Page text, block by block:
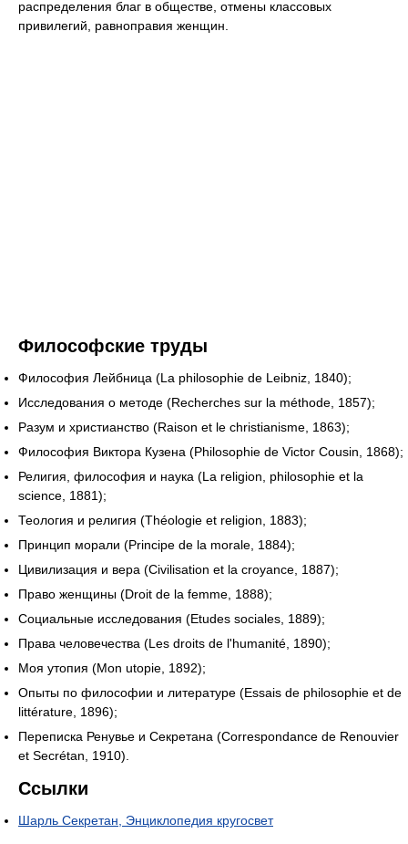
распределения благ в обществе, отмены классовых
привилегий, равноправия женщин.
Философские труды
Философия Лейбница (La philosophie de Leibniz, 1840);
Исследования о методе (Recherches sur la méthode, 1857);
Разум и христианство (Raison et le christianisme, 1863);
Философия Виктора Кузена (Philosophie de Victor Cousin, 1868);
Религия, философия и наука (La religion, philosophie et la
science, 1881);
Теология и религия (Théologie et religion, 1883);
Принцип морали (Principe de la morale, 1884);
Цивилизация и вера (Civilisation et la croyance, 1887);
Право женщины (Droit de la femme, 1888);
Социальные исследования (Etudes sociales, 1889);
Права человечества (Les droits de l'humanité, 1890);
Моя утопия (Mon utopie, 1892);
Опыты по философии и литературе (Essais de philosophie et de
littérature, 1896);
Переписка Ренувье и Секретана (Correspondance de Renouvier
et Secrétan, 1910).
Ссылки
Шарль Секретан, Энциклопедия кругосвет